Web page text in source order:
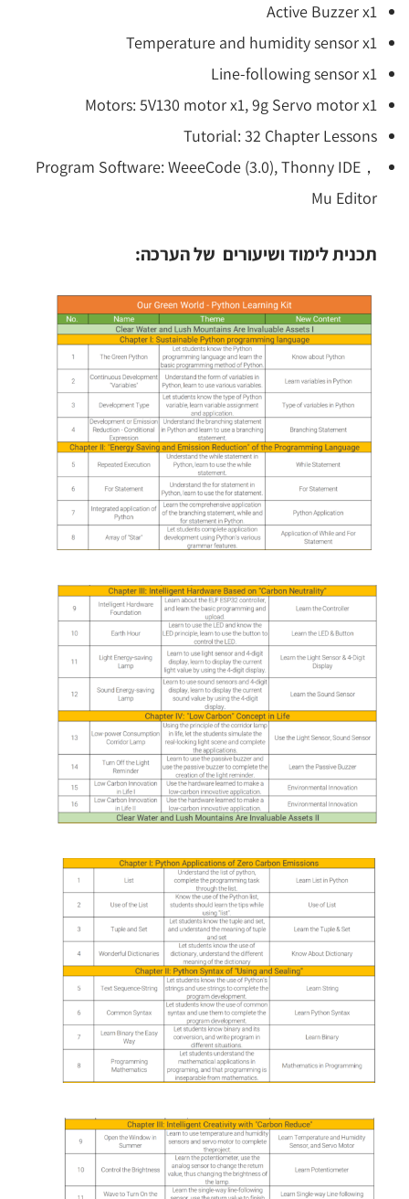
Active Buzzer x1
Temperature and humidity sensor x1
Line-following sensor x1
Motors: 5V130 motor x1, 9g Servo motor x1
Tutorial: 32 Chapter Lessons
Program Software: WeeeCode (3.0), Thonny IDE，
Mu Editor
תכנית לימוד ושיעורים של הערכה: